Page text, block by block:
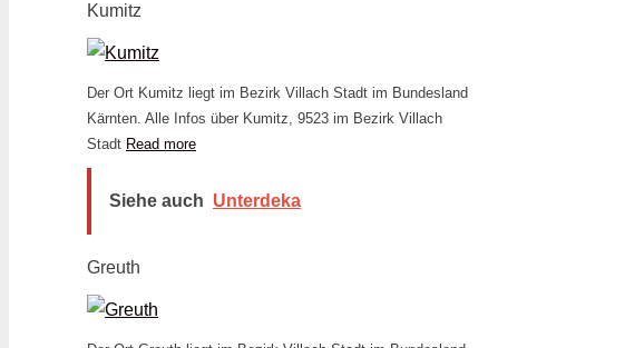
Kumitz
Der Ort Kumitz liegt im Bezirk Villach Stadt im Bundesland
Kärnten. Alle Infos über Kumitz, 9523 im Bezirk Villach
Stadt Read more
Siehe auch Unterdeka
Greuth